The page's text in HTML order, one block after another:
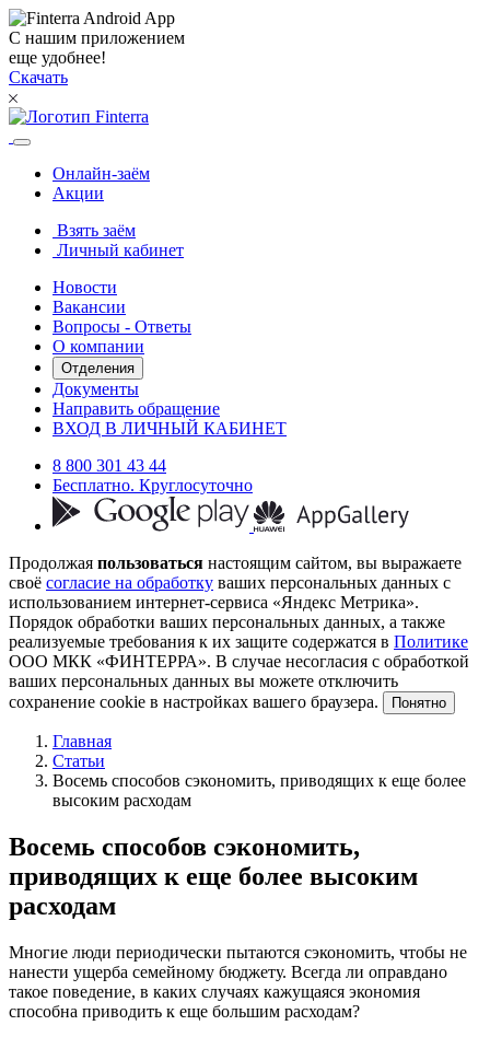
С нашим приложением
еще удобнее!
Скачать
Онлайн-заём
Акции
Взять заём
Личный кабинет
Новости
Вакансии
Вопросы - Ответы
О компании
Отделения
Документы
Направить обращение
ВХОД В ЛИЧНЫЙ КАБИНЕТ
8 800 301 43 44
Бесплатно. Круглосуточно
Продолжая пользоваться настоящим сайтом, вы выражаете
своё согласие на обработку ваших персональных данных с
использованием интернет-сервиса «Яндекс Метрика».
Порядок обработки ваших персональных данных, а также
реализуемые требования к их защите содержатся в Политике
ООО МКК «ФИНТЕРРА». В случае несогласия с обработкой
ваших персональных данных вы можете отключить
сохранение cookie в настройках вашего браузера.
Понятно
Главная
Статьи
Восемь способов сэкономить, приводящих к еще более
высоким расходам
Восемь способов сэкономить,
приводящих к еще более высоким
расходам
Многие люди периодически пытаются сэкономить, чтобы не
нанести ущерба семейному бюджету. Всегда ли оправдано
такое поведение, в каких случаях кажущаяся экономия
способна приводить к еще большим расходам?